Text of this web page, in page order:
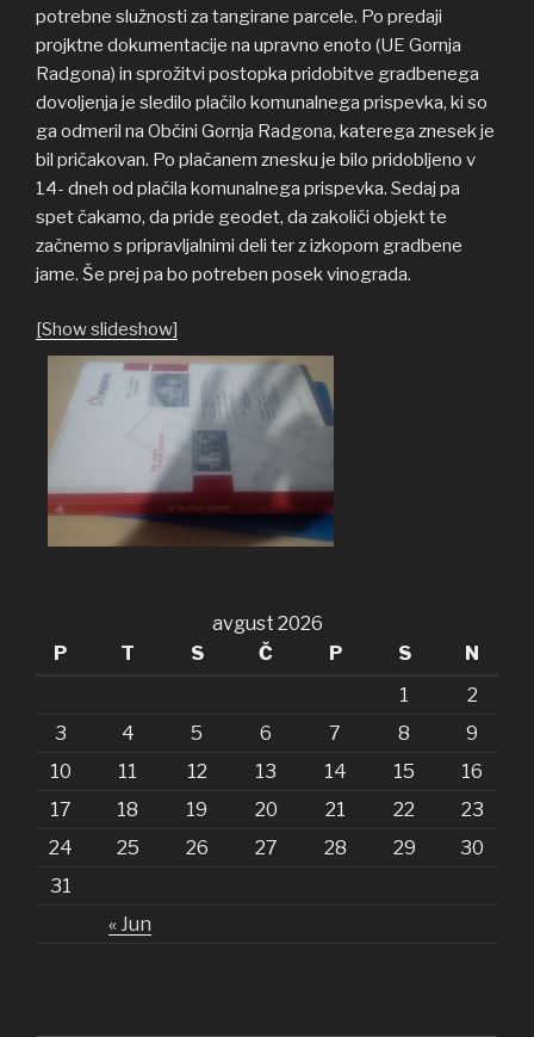
potrebne služnosti za tangirane parcele. Po predaji
projktne dokumentacije na upravno enoto (UE Gornja
Radgona) in sprožitvi postopka pridobitve gradbenega
dovoljenja je sledilo plačilo komunalnega prispevka, ki so
ga odmeril na Občini Gornja Radgona, katerega znesek je
bil pričakovan. Po plačanem znesku je bilo pridobljeno v
14- dneh od plačila komunalnega prispevka. Sedaj pa
spet čakamo, da pride geodet, da zakoliči objekt te
začnemo s pripravljalnimi deli ter z izkopom gradbene
jame. Še prej pa bo potreben posek vinograda.
[Show slideshow]
avgust 2026
P
T S Č P S N
« Jun
1
2
3
4 5 6 7 8
9
10
11 12 13 14 15
16
17
18 19 20 21 22
23
24
25 26 27 28 29
30
31